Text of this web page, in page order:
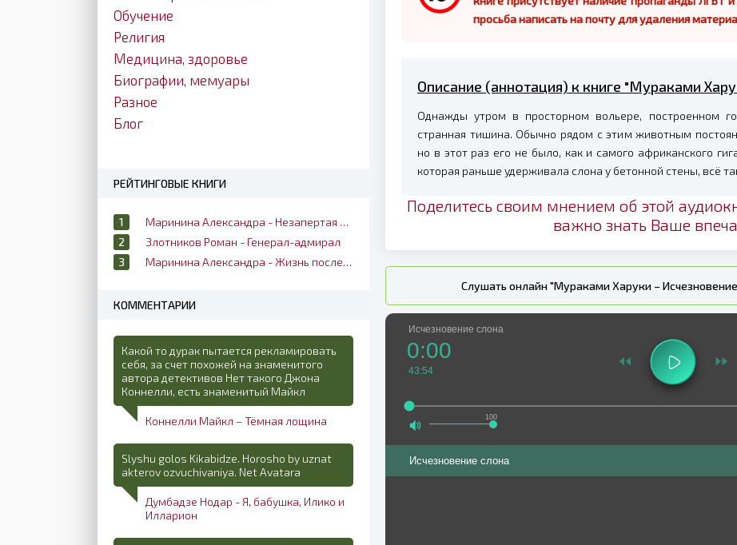
просьба написать на почту для удаления
Описание (аннотация) к книге "Мураками
Однажды утром в просторном вольере, построенном
странная тишина. Обычно рядом с этим животным
но в этот раз его не было, как и самого африканского
которая раньше удерживала слона у бетонной стены, всё
Поделитесь своим мнением об этой
важно знать Ваше
Слушать онлайн "Мураками Харуки –
Исчезновение слона
100
0:00
43:54
Исчезновение слона
Обучение
Религия
Медицина, здоровье
Биографии, мемуары
Разное
Блог
РЕЙТИНГОВЫЕ КНИГИ
Маринина Александра - Незапертая дверь
Злотников Роман - Генерал-адмирал
Маринина Александра - Жизнь после жизни
КОММЕНТАРИИ
Какой то дурак пытается рекламировать
себя, за счет похожей на знаменитого
автора детективов Нет такого Джона
Коннелли, есть знаменитый Майкл
Коннелли Майкл – Тёмная лощина
Slyshu golos Kikabidze. Horosho by uznat
akterov ozvuchivaniya. Net Avatara
Думбадзе Нодар - Я, бабушка, Илико и
Илларион